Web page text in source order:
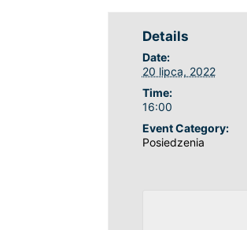
Details
Date:
20 lipca, 2022
Time:
16:00
Event Category:
Posiedzenia